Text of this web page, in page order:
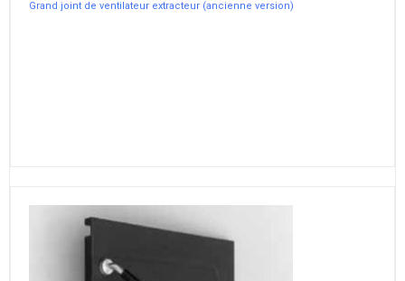
Grand joint de ventilateur extracteur (ancienne version)